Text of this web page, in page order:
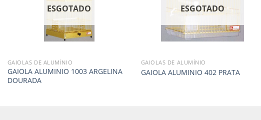
ESGOTADO
GAIOLAS DE ALUMÍNIO
GAIOLA ALUMINIO 1003 ARGELINA
DOURADA
ESGOTADO
GAIOLAS DE ALUMÍNIO
GAIOLA ALUMINIO 402 PRATA